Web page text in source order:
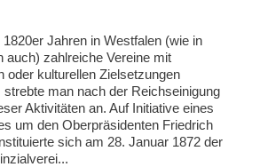
Jahren in Westfalen (wie in
auch) zahlreiche Vereine mit
oder kulturellen Zielsetzungen
strebte man nach der Reichseinigung
Aktivitäten an. Auf Initiative eines
um den Oberpräsidenten Friedrich
sich am 28. Januar 1872 der